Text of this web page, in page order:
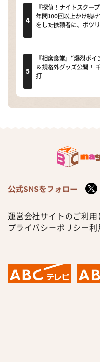
『探偵！ナイトスクー
年間100回以上かけ続
をした依頼者に、ポツ
『相席食堂』“爆烈ボ
＆規格外グッズ公開！
打
公式SNSをフォロー
運営会社サイトのご利用
プライバシーポリシー利